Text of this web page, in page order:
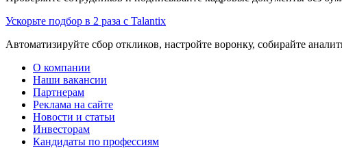
Ускорьте подбор в 2 раза с Talantix
Автоматизируйте сбор откликов, настройте воронку, собирайте
О компании
Наши вакансии
Партнерам
Реклама на сайте
Новости и статьи
Инвесторам
Кандидаты по профессиям